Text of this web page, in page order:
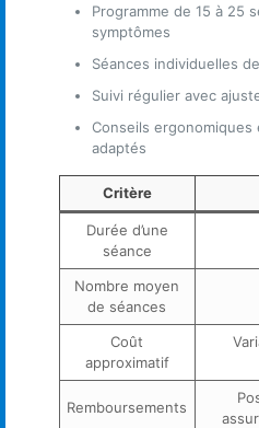
Programme de 15 à 25
symptômes
Séances individuelles
Suivi régulier avec
Conseils
adaptés
Critère
Durée d’une
séance
Nombre moyen
de séances
Coût
approximatif
Remboursements